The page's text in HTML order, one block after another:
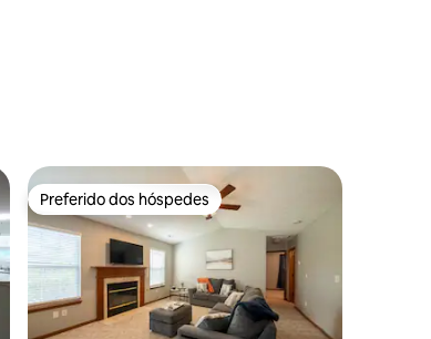
Preferido dos hóspedes
Preferido dos hóspedes